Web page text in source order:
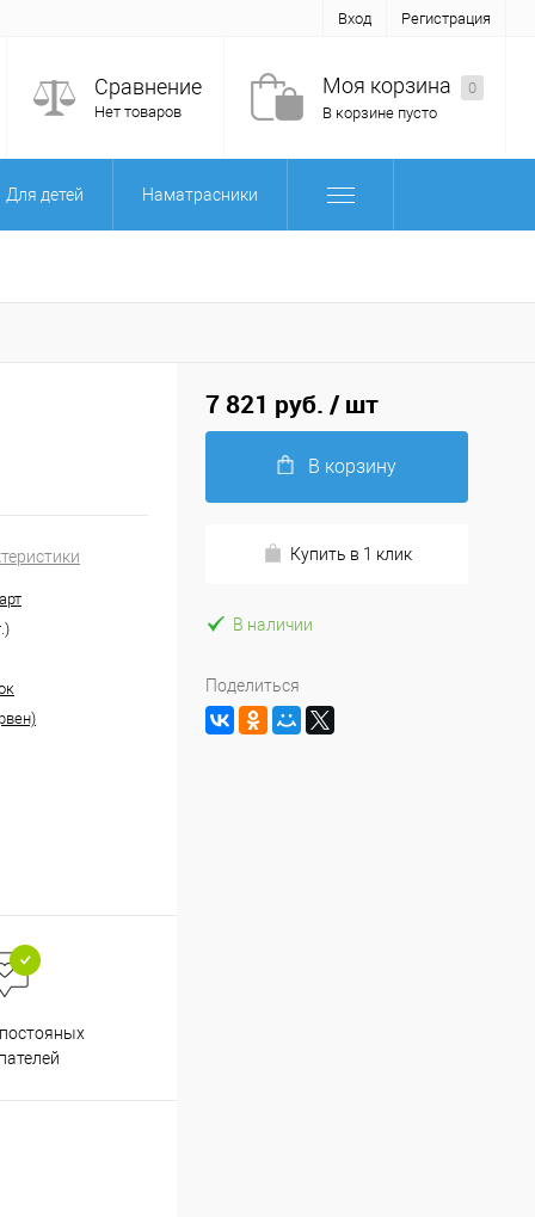
Вход Регистрация
Сравнение
Нет товаров
Моя корзина
0
В корзине пусто
Для детей Наматрасники
7 821 руб. / шт
В корзину
Купить в 1 клик
В наличии
Поделиться